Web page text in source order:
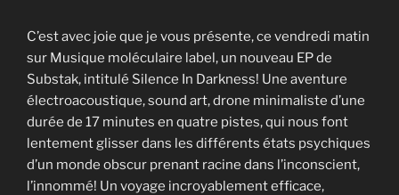
C’est avec joie que je vous présente, ce vendredi matin
sur Musique moléculaire label, un nouveau EP de
Substak, intitulé Silence In Darkness! Une aventure
électroacoustique, sound art, drone minimaliste d’une
durée de 17 minutes en quatre pistes, qui nous font
lentement glisser dans les différents états psychiques
d’un monde obscur prenant racine dans l’inconscient,
l’innommé! Un voyage incroyablement efficace,